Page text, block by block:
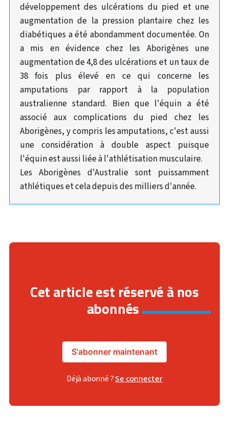
développement des ulcérations du pied et une
augmentation de la pression plantaire chez les
diabétiques a été abondamment documentée. On
a mis en évidence chez les Aborigènes une
augmentation de 4,8 des ulcérations et un taux de
38 fois plus élevé en ce qui concerne les
amputations par rapport à la population
australienne standard. Bien que l'équin a été
associé aux complications du pied chez les
Aborigènes, y compris les amputations, c'est aussi
une considération à double aspect puisque
l'équin est aussi liée à l'athlétisation musculaire.
Les Aborigènes d'Australie sont puissamment
athlétiques et cela depuis des milliers d'année.
Cet article est réservé à nos
abonnés
S'abonner maintenant
Déjà abonné ?Se connecter